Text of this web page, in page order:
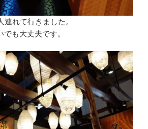
れて行きました。
も大丈夫です。